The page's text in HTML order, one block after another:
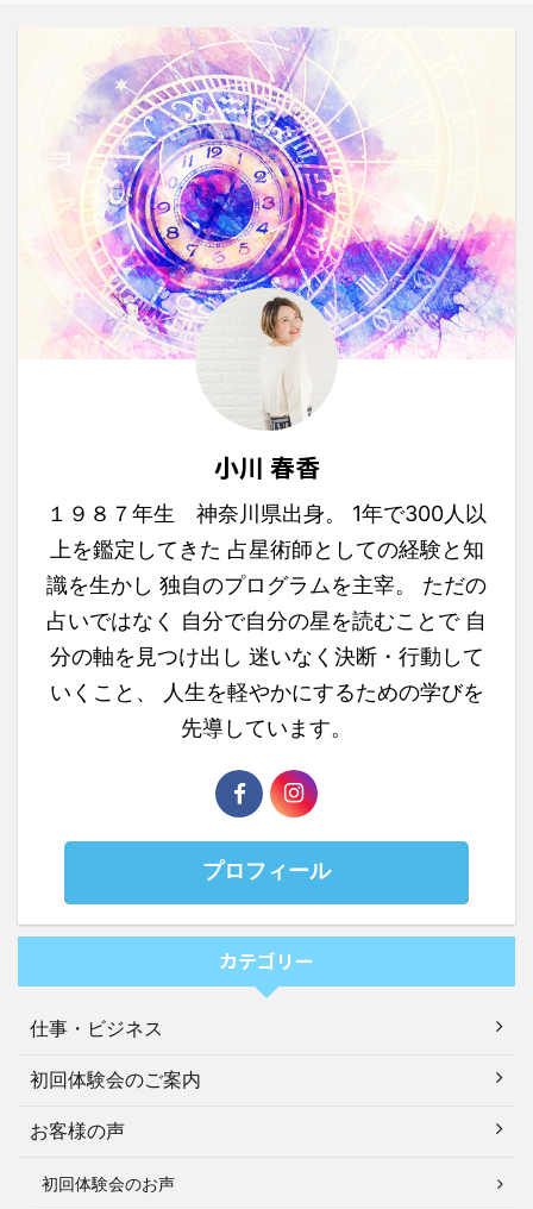
小川 春香
１９８７年生 神奈川県出身。 1年で300人以
上を鑑定してきた 占星術師としての経験と知
識を生かし 独自のプログラムを主宰。 ただの
占いではなく 自分で自分の星を読むことで 自
分の軸を見つけ出し 迷いなく決断・行動して
いくこと、 人生を軽やかにするための学びを
先導しています。
プロフィール
カテゴリー
仕事・ビジネス
初回体験会のご案内
お客様の声
初回体験会のお声